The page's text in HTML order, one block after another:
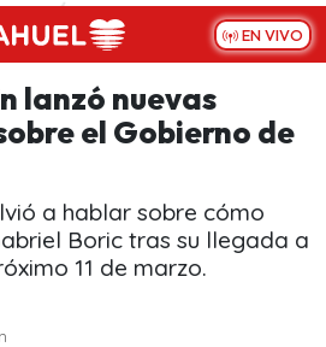
EN VIVO
lanzó nuevas
el Gobierno de
a hablar sobre cómo
Boric tras su llegada a
11 de marzo.